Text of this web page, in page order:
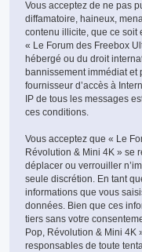
Vous acceptez de ne pas
diffamatoire, haineux,
contenu illicite, que ce soit
« Le Forum des Freebox
hébergé ou du droit
bannissement immédiat et
fournisseur d’accès à
IP de tous les messages
ces conditions.
Vous acceptez que « Le
Révolution & Mini 4K » se
déplacer ou verrouiller
seule discrétion. En tant
informations que vous
données. Bien que ces
tiers sans votre
Pop, Révolution & Mini 4K
responsables de toute